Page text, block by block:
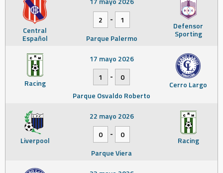
Central
Español
Defensor
Sporting
2
-
1
Parque Palermo
Racing Cerro Largo
17 mayo 2026
1
-
0
Parque Osvaldo Roberto
Liverpool Racing
22 mayo 2026
0
-
0
Parque Viera